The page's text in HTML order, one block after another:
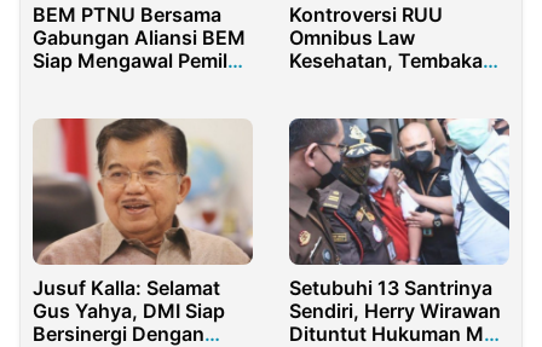
BEM PTNU Bersama
Gabungan Aliansi BEM
Siap Mengawal Pemilu
Kontroversi RUU
Omnibus Law
Kesehatan, Tembakau
Jusuf Kalla: Selamat
Gus Yahya, DMI Siap
Bersinergi Dengan
Setubuhi 13 Santrinya
Sendiri, Herry Wirawan
Dituntut Hukuman Mati